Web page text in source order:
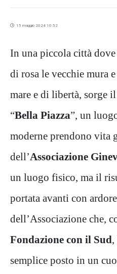
15 maggio 2024 10:52
In una piccola città
di rosa le vecchie mura
mare e di libertà, sorge
“Bella Piazza”, un
moderne prendono vita
dell’Associazione
un luogo fisico, ma il
portata avanti con
dell’Associazione che,
Fondazione con il Sud
semplice posto in un